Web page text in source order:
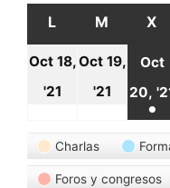
L LUNES
M MARTES
X
Oct 18,
'21
octubre,
2021
Oct 19,
'21
19
2021
Oct
20,
●
(1
Categorías
Charlas
Foros y congresos